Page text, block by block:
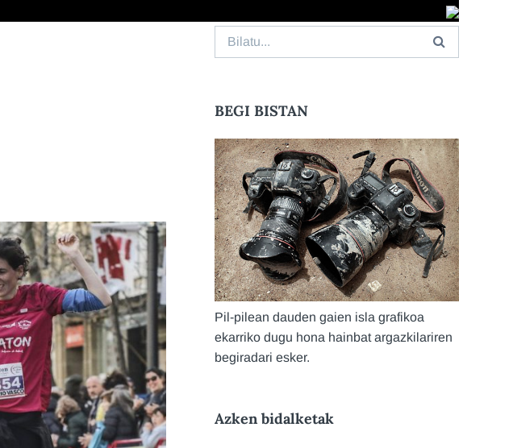
Search
BEGI BISTAN
Pil-pilean dauden gaien isla grafikoa
ekarriko dugu hona hainbat argazkilariren
begiradari esker.
Azken bidalketak